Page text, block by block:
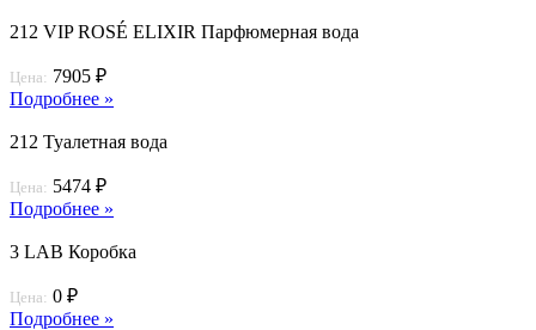
212 VIP ROSÉ ELIXIR Парфюмерная вода
Цена: 7905 ₽
Подробнее »
212 Туалетная вода
Цена: 5474 ₽
Подробнее »
3 LAB Коробка
Цена: 0 ₽
Подробнее »